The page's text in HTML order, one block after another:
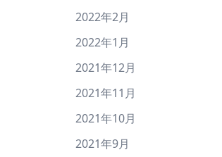
2022年2月
2022年1月
2021年12月
2021年11月
2021年10月
2021年9月